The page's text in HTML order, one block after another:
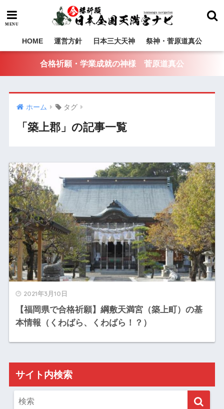
HOME 運営方針 日本三大天神 祭神・菅原道真公
合格祈願・学業成就の神様 菅原道真公
ホーム タグ
「築上郡」の記事一覧
2021年3月10日
【福岡県で合格祈願】綱敷天満宮（築上町）の基
本情報（くわばら、くわばら！？）
サイト内検索